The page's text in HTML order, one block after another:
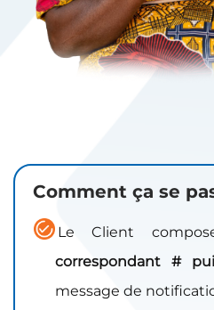
Comment ça se
Le Client
correspondant #
message de